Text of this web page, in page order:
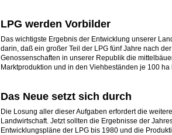
LPG werden Vorbilder
Das wichtigste Ergebnis der Entwicklung unserer
darin, daß ein großer Teil der LPG fünf Jahre nach
Genossenschaften in unserer Republik die
Marktproduktion und in den Viehbeständen je 100 ha
Das Neue setzt sich durch
Die Losung aller dieser Aufgaben erfordert die
Landwirtschaft. Jetzt sollten die Ergebnisse der
Entwicklungspläne der LPG bis 1980 und die